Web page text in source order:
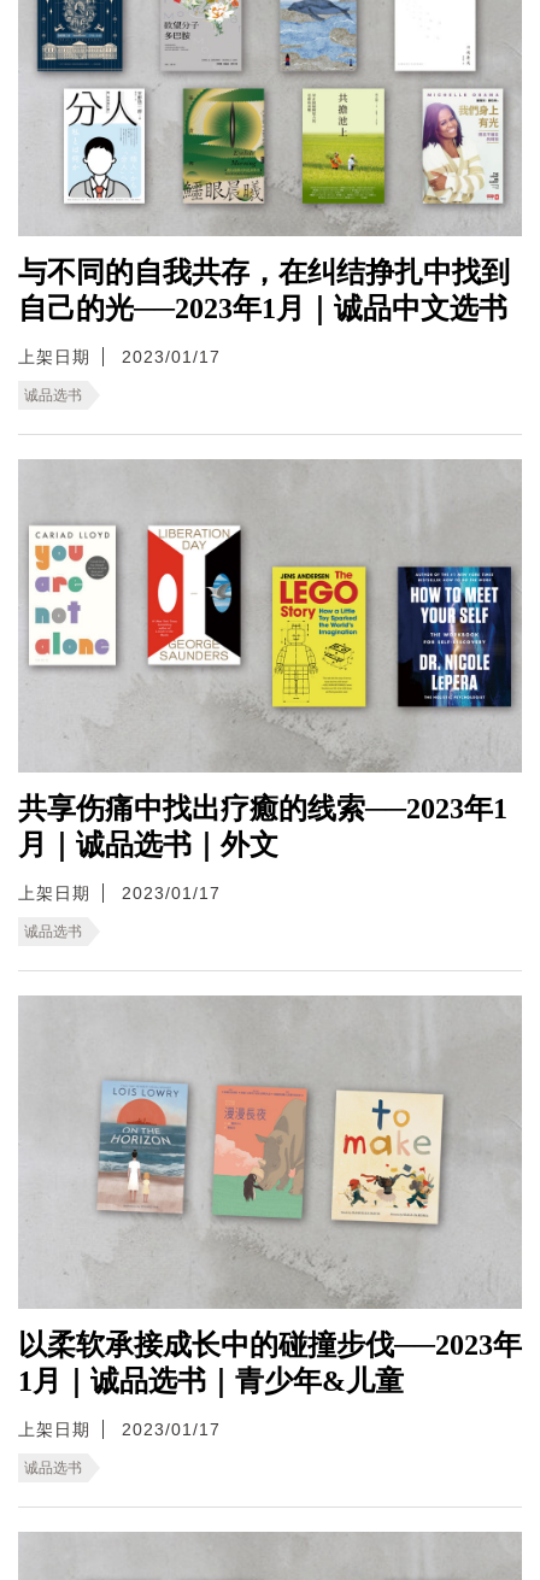
与不同的自我共存，在纠结挣扎中找到
自己的光──2023年1月｜诚品中文选书
上架日期 2023/01/17
诚品选书
共享伤痛中找出疗癒的线索──2023年1
月｜诚品选书｜外文
上架日期 2023/01/17
诚品选书
以柔软承接成长中的碰撞步伐──2023年
1月｜诚品选书｜青少年&儿童
上架日期 2023/01/17
诚品选书